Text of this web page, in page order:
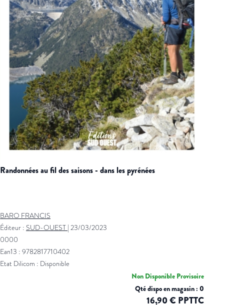
randonnées au fil des saisons - dans les pyrénées
BARO FRANCIS
Éditeur : SUD-OUEST | 23/03/2023
0000
Ean13 : 9782817710402
Etat Dilicom : Disponible
Non Disponible Provisoire
Qté dispo en magasin : 0
16,90 € PPTTC